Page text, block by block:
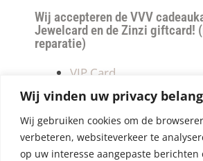
Wij vinden uw privacy
Wij gebruiken cookies om de
verbeteren, websiteverkeer te
op uw interesse aangepaste
Wij accepteren de VVV
Jewelcard en de Zinzi giftcard!
reparatie)
VIP Card
Retourneren
Betalen & verzendkosten
Privacy Policy
Algemene Voorwaarden